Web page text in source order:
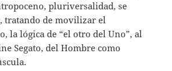
pluriversalidad, se
tratando de movilizar el
la lógica de “el otro del Uno”, al
Segato, del Hombre como